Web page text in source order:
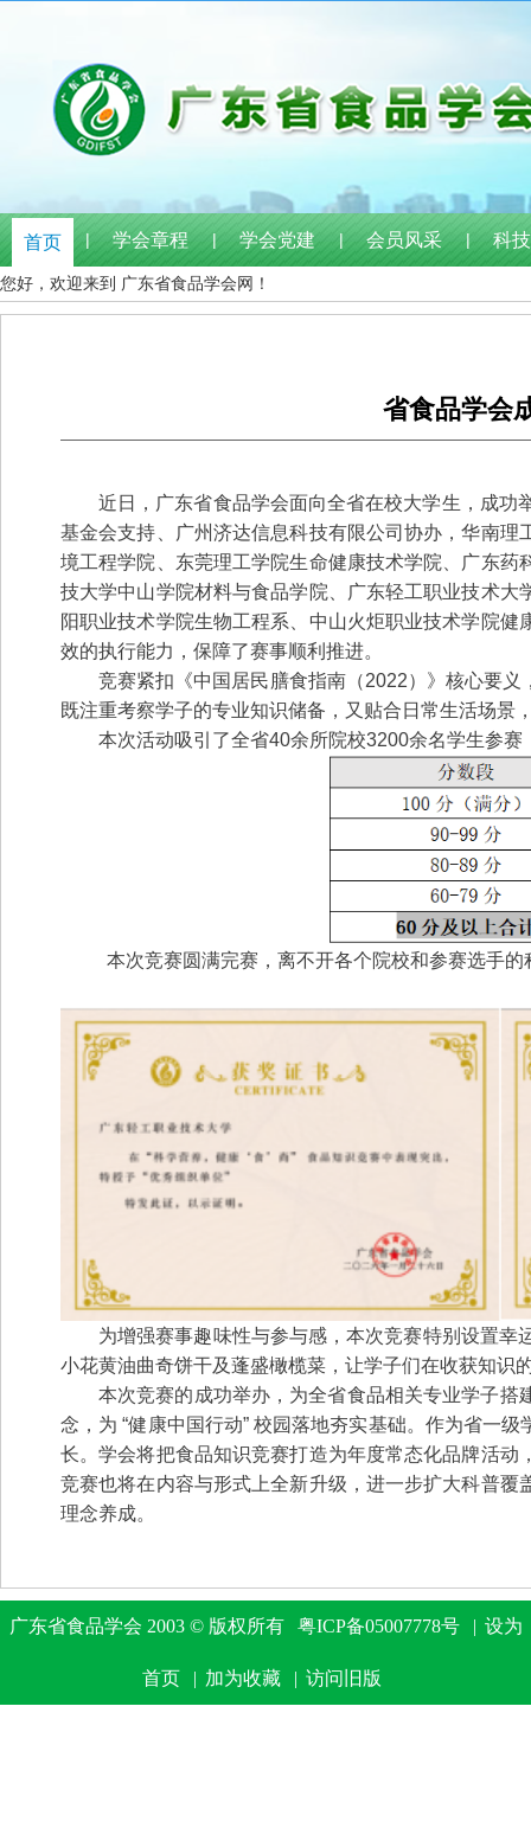
首页 | 学会章程 | 学会党建 | 会员风采 | 科
您好，欢迎来到 广东省食品学会网！
省食品学会
近日，广东省食品学会面向全省在校大学生，成功
基金会支持、广州济达信息科技有限公司协办，华南
境工程学院、东莞理工学院生命健康技术学院、广东
技大学中山学院材料与食品学院、广东轻工职业技术
阳职业技术学院生物工程系、中山火炬职业技术学院
效的执行能力，保障了赛事顺利推进。
竞赛紧扣《中国居民膳食指南（2022）》核心要
既注重考察学子的专业知识储备，又贴合日常生活场景
本次活动吸引了全省40余所院校3200余名学生参
本次竞赛圆满完赛，离不开各个院校和参赛选手
为增强赛事趣味性与参与感，本次竞赛特别设置
小花黄油曲奇饼干及蓬盛橄榄菜，让学子们在收获知识
本次竞赛的成功举办，为全省食品相关专业学子
念，为 “健康中国行动” 校园落地夯实基础。作为省一
长。学会将把食品知识竞赛打造为年度常态化品牌活
竞赛也将在内容与形式上全新升级，进一步扩大科普
理念养成。
广东省食品学会 2003 © 版权所有 粤ICP备05007778号 | 设为
首页 | 加为收藏 | 访问旧版